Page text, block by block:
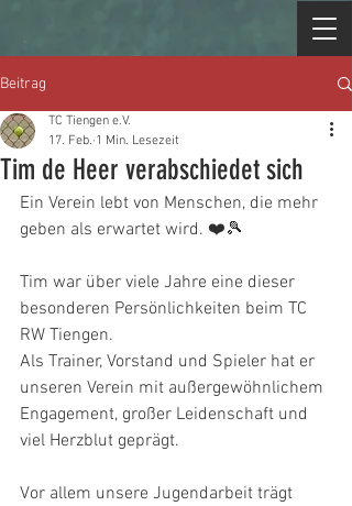
Beitrag
Tim de Heer verabschiedet sich
TC Tiengen e.V.
17. Feb. 1 Min. Lesezeit
Ein Verein lebt von Menschen, die mehr
geben als erwartet wird. ❤️🎾
Tim war über viele Jahre eine dieser
besonderen Persönlichkeiten beim TC
RW Tiengen.
Als Trainer, Vorstand und Spieler hat er
unseren Verein mit außergewöhnlichem
Engagement, großer Leidenschaft und
viel Herzblut geprägt.
Vor allem unsere Jugendarbeit trägt